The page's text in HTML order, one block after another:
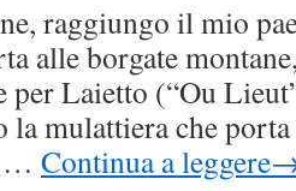
raggiungo il mio
alle borgate
per Laietto (“Ou
la mulattiera che
… Continua a leggere